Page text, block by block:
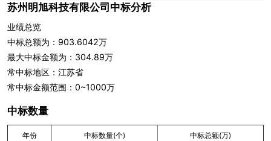
苏州明旭科技有限公司中标分析
业绩总览
中标总额为：903.6042万
最大中标金额为：304.89万
常中标地区：江苏省
常中标金额范围：0~1000万
中标数量
年份 中标数量(个) 中标总额(万)